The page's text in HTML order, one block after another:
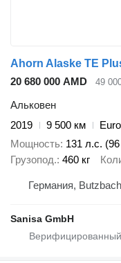
Ahorn Alaske TE
20 680 000 AMD
49
Альковен
2019
9 500 км
Мощность 131 л.с.
Грузопод. 460 кг
Германия, Butzbach
Sanisa GmbH